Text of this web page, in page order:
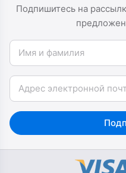
Подпишитесь на
Имя и фамилия
Email